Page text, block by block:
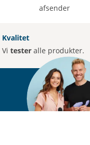
afsender
Kvalitet
Vi tester alle produkter.